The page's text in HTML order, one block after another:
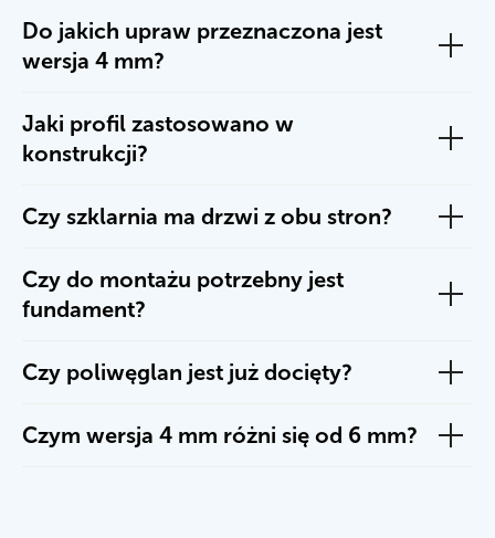
Do jakich upraw przeznaczona jest
wersja 4 mm?
Jaki profil zastosowano w
konstrukcji?
Czy szklarnia ma drzwi z obu stron?
Czy do montażu potrzebny jest
fundament?
Czy poliwęglan jest już docięty?
Czym wersja 4 mm różni się od 6 mm?